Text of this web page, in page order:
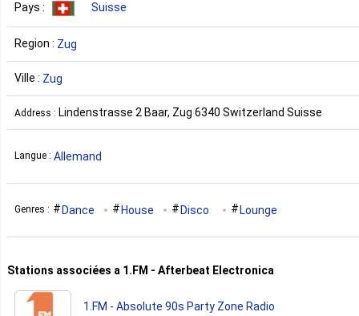
Pays : Suisse
Region : Zug
Ville : Zug
Address : Lindenstrasse 2 Baar, Zug 6340 Switzerland Suisse
Langue : Allemand
Genres : Dance House Disco Lounge
Stations associées a 1.FM - Afterbeat Electronica
1.FM - Absolute 90s Party Zone Radio